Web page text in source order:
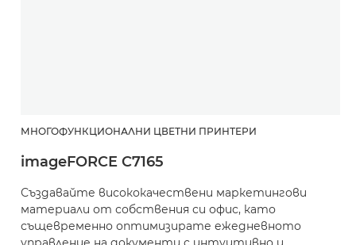
МНОГОФУНКЦИОНАЛНИ ЦВЕТНИ ПРИНТЕРИ
imageFORCE C7165
Създавайте висококачествени маркетингови
материали от собствения си офис, като
същевременно оптимизирате ежедневното